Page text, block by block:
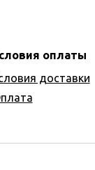
оплаты
доставки